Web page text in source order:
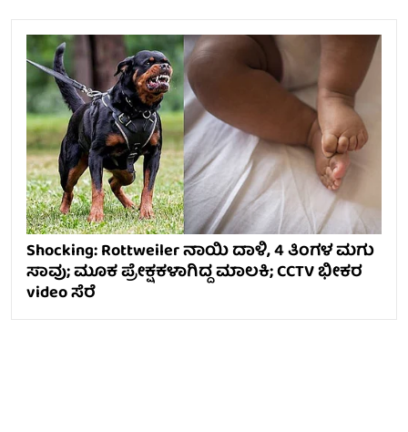
Shocking: Rottweiler ನಾಯಿ ದಾಳಿ, 4 ತಿಂಗಳ ಮಗು
ಸಾವು; ಮೂಕ ಪ್ರೇಕ್ಷಕಳಾಗಿದ್ದ ಮಾಲಕಿ; CCTV ಭೀಕರ
video ಸೆರೆ